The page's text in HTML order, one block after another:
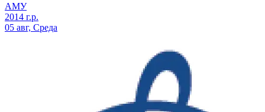
АМУ
2014 г.р.
05 авг, Среда